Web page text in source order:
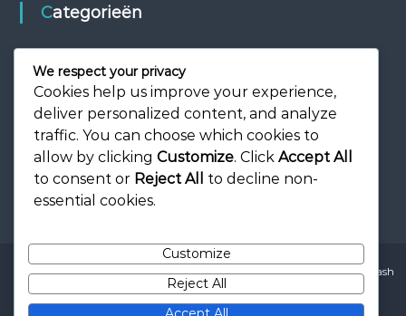
Categorieën
Uitleg van uitbreidingsmodules
Wonder Strategieën
Copyright © 2026skatehalarnhem.nlAll rights reserved. Theme:
Flash
by ThemeGrill. Powered byWordPress
Neem contact met ons op
Cookievoorkeuren
We respect your privacy
Cookies help us improve your experience,
deliver personalized content, and analyze
traffic. You can choose which cookies to
allow by clicking Customize. Click Accept All
to consent or Reject All
to decline non-
essential cookies.
Customize
Reject All